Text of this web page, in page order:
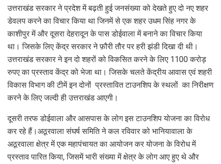
उत्तराखंड सरकार ने प्रदेश में बढ़ती हुई जनसंख्या को देखते हुए दो नए शहर
डेवलप करने का विचार किया था जिनमें से एक शहर उधम सिंह नगर के
काशीपुर में और दूसरा देहरादून के पास डोईवाला में बनाने का विचार किया
था। जिसके लिए केंद्र सरकार ने फ़ौरी तौर पर हरी झंडी दिखा दी थी।
उत्तराखंड सरकार ने इन दो शहरों को विकसित करने के लिए 1100 करोड़
रुपए का प्रस्ताव केंद्र को भेजा था। जिसके चलते केंद्रीय आवास एवं शहरी
विकास विभाग की टीमें इन दोनों प्रस्तावित टाउनशिप के स्थलों का निरीक्षण
करने के लिए जल्दी ही उत्तराखंड आएगी।
दूसरी तरफ डोईवाला और आसपास के लोग इस टाउनशिप योजना का विरोध
कर रहे हैं। अठूरवाला संघर्ष समिति ने कल रविवार को भानियावाला के
अठूरवाला क्षेत्र में एक महापंचायत का आयोजन कर योजना के विरोध में
प्रस्ताव पारित किया, जिसमें भारी संख्या में क्षेत्र के लोग आए हुए थे और